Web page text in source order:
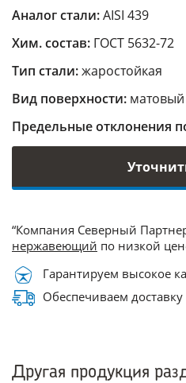
Аналог стали:AISI 439
Хим. состав: ГОСТ 5632-72
Тип стали:жаростойкая
Вид поверхности:
Предельные отклонения
“Компания Северный
нержавеющий по низкой
Гарантируем высокое
Обеспечиваем доставку
Другая продукция